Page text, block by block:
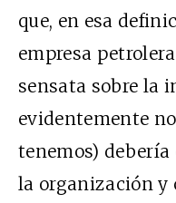
que, en esa
empresa
sensata sobre la
evidentemente
tenemos)
la organización y